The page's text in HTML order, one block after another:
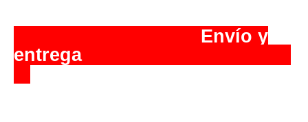
️ Envío y
entrega